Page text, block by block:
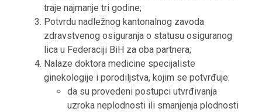
traje najmanje tri godine;
Potvrdu nadležnog kantonalnog zavoda
zdravstvenog osiguranja o statusu osiguranog
lica u Federaciji BiH za oba partnera;
Nalaze doktora medicine specijaliste
ginekologije i porodiljstva, kojim se potvrđuje:
da su provedeni postupci utvrđivanja
uzroka neplodnosti ili smanjenja plodnosti